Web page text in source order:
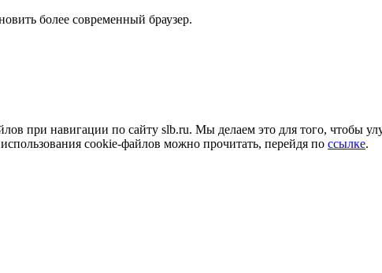
более современный браузер.
при навигации по сайту slb.ru. Мы делаем это для того, чтобы
cookie-файлов можно прочитать, перейдя по ссылке.